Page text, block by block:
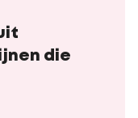
die